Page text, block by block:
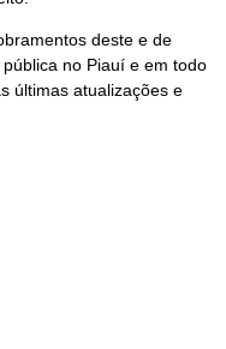
deste e de
no Piauí e em todo
últimas atualizações e